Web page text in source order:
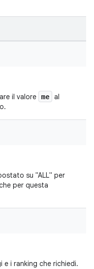
il valore me al
su "ALL" per
per questa
i ranking che richiedi.